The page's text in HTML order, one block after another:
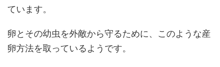
ています。
卵とその幼虫を外敵から守るために、このような産
卵方法を取っているようです。